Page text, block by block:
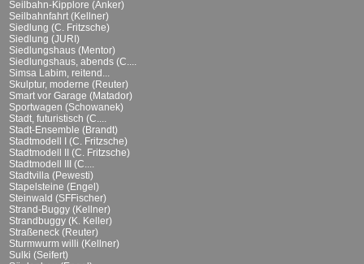
Seilbahn-Kipplore (Anker)
Seilbahnfahrt (Kellner)
Siedlung (C. Fritzsche)
Siedlung (JURI)
Siedlungshaus (Mentor)
Siedlungshaus, abends (C....
Simsa Labim, reitend...
Skulptur, moderne (Reuter)
Smart vor Garage (Matador)
Sportwagen (Schowanek)
Stadt, futuristisch (C....
Stadt-Ensemble (Brandt)
Stadtmodell I (C. Fritzsche)
Stadtmodell II (C. Fritzsche)
Stadtmodell III (C....
Stadtvilla (Pewesti)
Stapelsteine (Engel)
Steinwald (SFFischer)
Strand-Buggy (Kellner)
Strandbuggy (K. Keller)
Straßeneck (Reuter)
Sturmwurm willi (Kellner)
Sulki (Seifert)